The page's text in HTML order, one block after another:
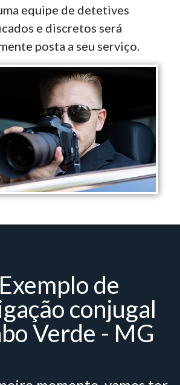
equipe de detetives
e discretos será
posta a seu serviço.
Exemplo de
conjugal
Verde - MG